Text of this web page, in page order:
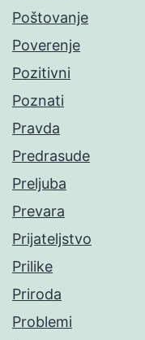
Poštovanje
Poverenje
Pozitivni
Poznati
Pravda
Predrasude
Preljuba
Prevara
Prijateljstvo
Prilike
Priroda
Problemi